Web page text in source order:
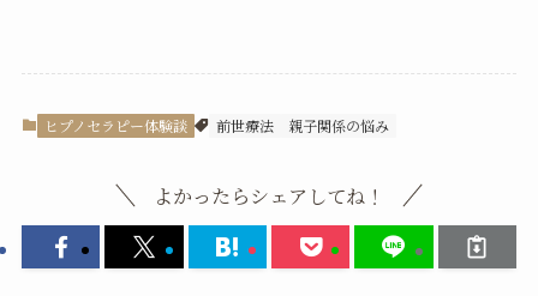
ヒプノセラピー体験談 前世療法 親子関係の悩み
よかったらシェアしてね！